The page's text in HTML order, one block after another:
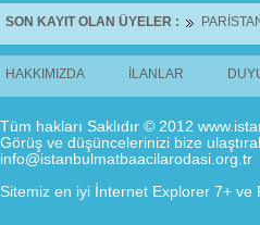
SON KAYIT OLAN ÜYELER :
PARİSTANBUL
HAKKIMIZDA İLANLAR
Tüm hakları Saklıdır © 2012
Görüş ve düşüncelerinizi bize
info@istanbulmatbaacilarodasi.org.tr
Sitemiz en iyi İnternet Explorer 7+ ve